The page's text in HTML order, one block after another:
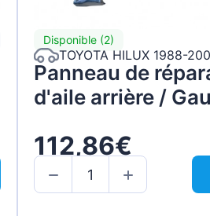
Disponible (2)
TOYOTA HILUX 1988-
Panneau de
d'aile arrière /
112,86€